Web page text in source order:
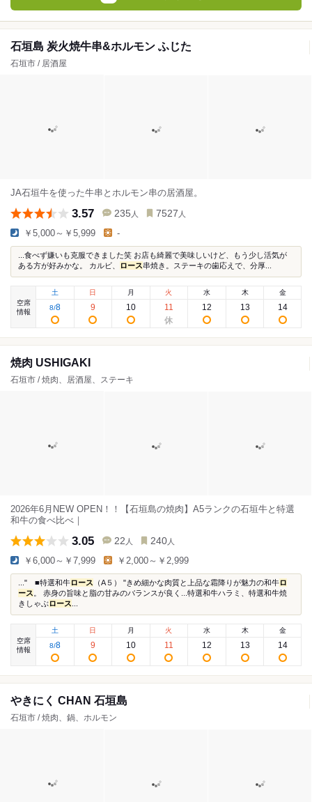
石垣島 炭火焼牛串&ホルモン ふじた
石垣市 / 居酒屋
JA石垣牛を使った牛串とホルモン串の居酒屋。
3.57 235 人 7527 人
￥5,000～￥5,999 -
...食べず嫌いも克服できました笑 お店も綺麗で美味しいけど、もう少し活気が
ある方が好みかな。 カルビ、
ロース串焼き。ステーキの歯応えで、分厚...
空席
情報
土
8/8
日
9
月
10
火
11
水
12
木
13
金
14
焼肉 USHIGAKI
石垣市 / 焼肉、居酒屋、ステーキ
2026年6月NEW OPEN！！【石垣島の焼肉】A5ランクの石垣牛と特選
和牛の食べ比べ｜
3.05 22 人 240 人
￥6,000～￥7,999 ￥2,000～￥2,999
..." ■特選和牛ロース （A５） "きめ細かな肉質と上品な霜降りが魅力の和牛ロ
ース 。 赤身の旨味と脂の甘みのバランスが良く...特選和牛ハラミ、特選和牛焼
きしゃぶロース
空席
情報
土
8/8
日
9
月
10
火
11
水
12
木
13
金
14
やきにく CHAN 石垣島
石垣市 / 焼肉、鍋、ホルモン